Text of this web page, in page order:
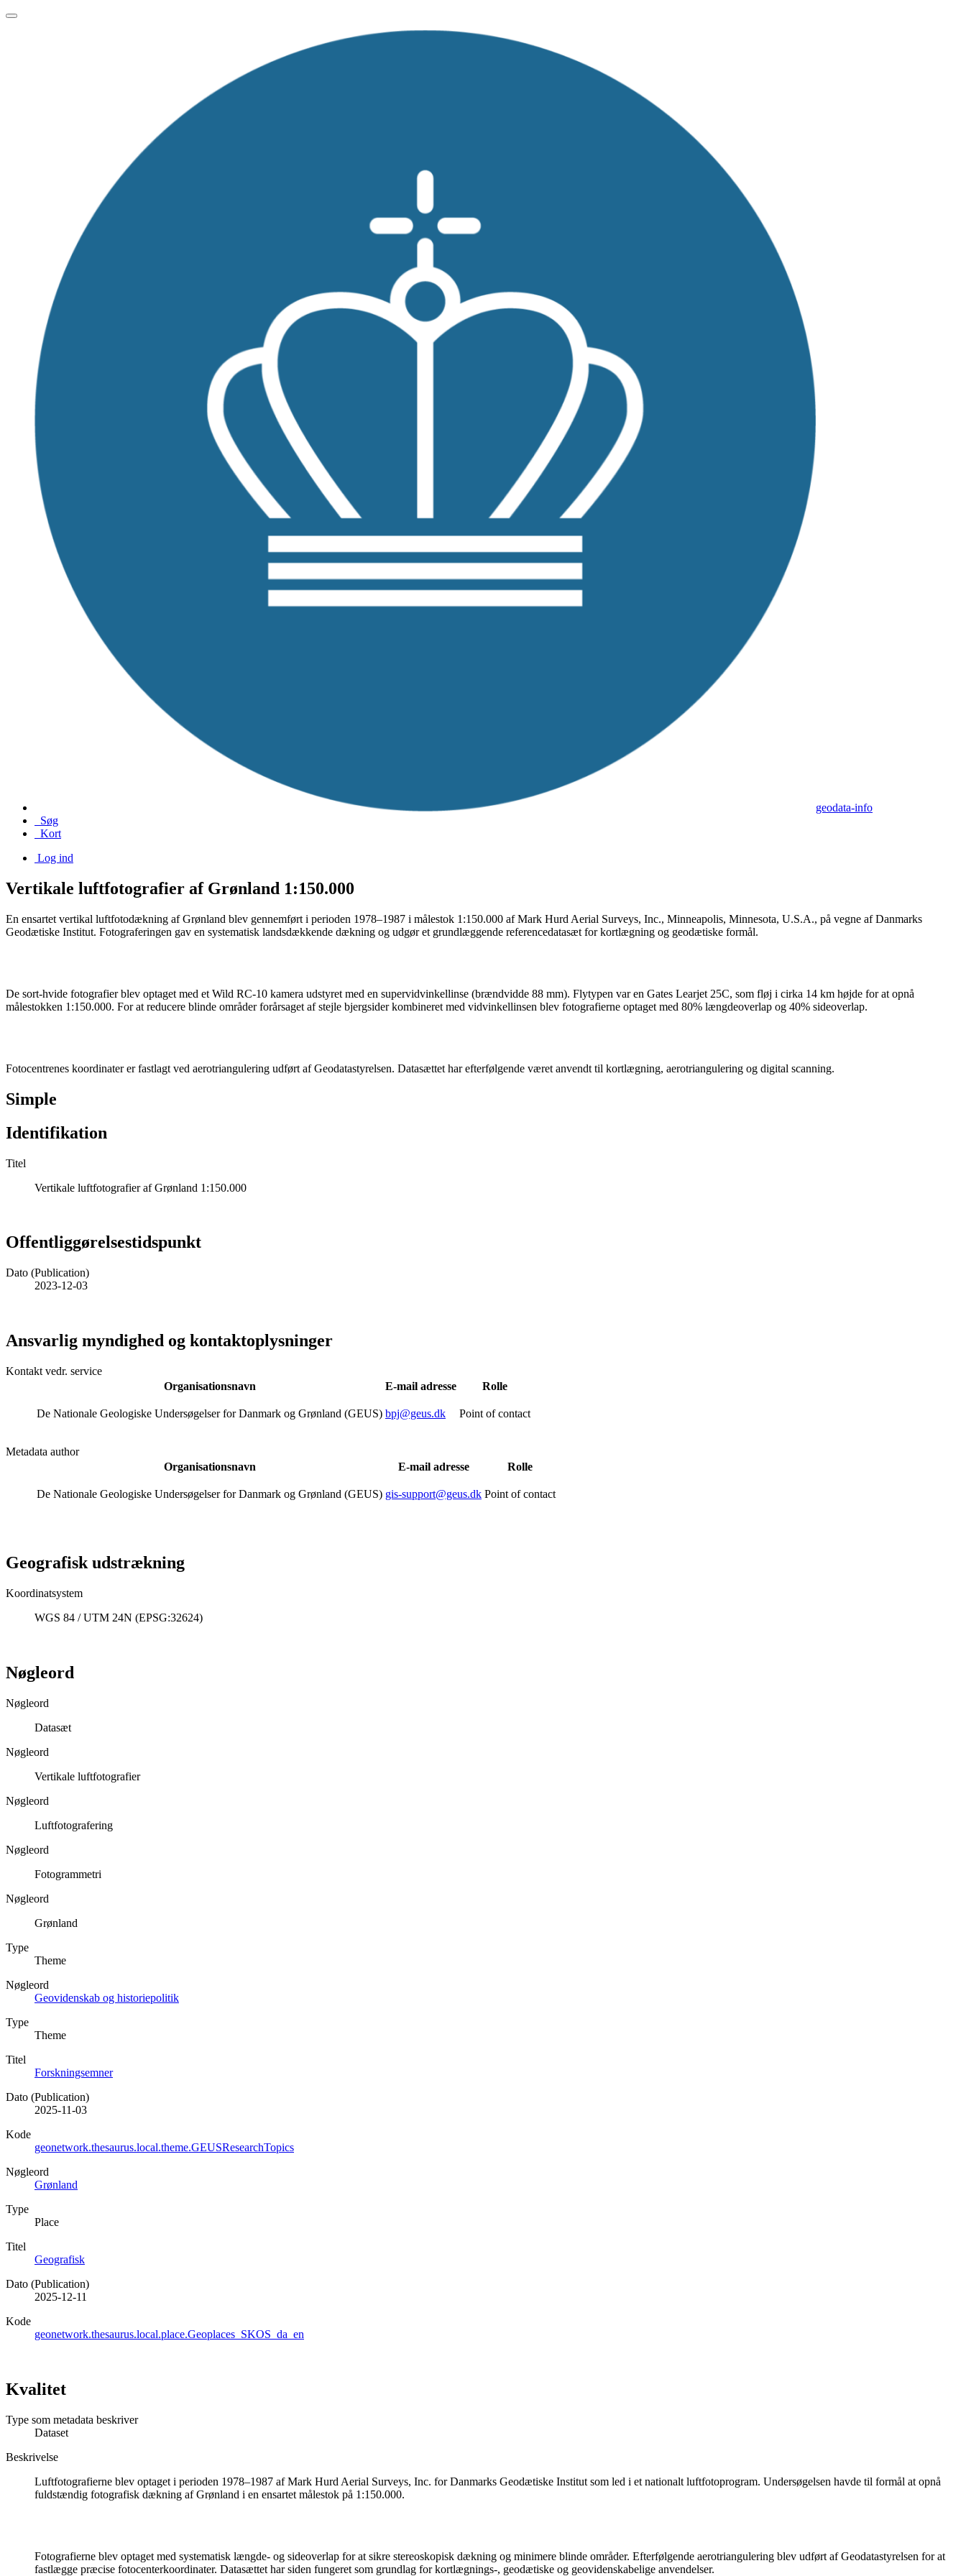
geodata-info
Søg
Kort
Log ind
Vertikale luftfotografier af Grønland 1:150.000
En ensartet vertikal luftfotodækning af Grønland blev gennemført i perioden 1978–1987 i målestok 1:150.000 af Mark Hurd Aerial Surveys, Inc., Minneapolis, Minnesota, U.S.A., på vegne af Danmarks
Geodætiske Institut. Fotograferingen gav en systematisk landsdækkende dækning og udgør et grundlæggende referencedatasæt for kortlægning og geodætiske formål.
De sort-hvide fotografier blev optaget med et Wild RC-10 kamera udstyret med en supervidvinkellinse (brændvidde 88 mm). Flytypen var en Gates Learjet 25C, som fløj i cirka 14 km højde for at opnå
målestokken 1:150.000. For at reducere blinde områder forårsaget af stejle bjergsider kombineret med vidvinkellinsen blev fotografierne optaget med 80% længdeoverlap og 40% sideoverlap.
Fotocentrenes koordinater er fastlagt ved aerotriangulering udført af Geodatastyrelsen. Datasættet har efterfølgende været anvendt til kortlægning, aerotriangulering og digital scanning.
Simple
Identifikation
Titel
Vertikale luftfotografier af Grønland 1:150.000
Offentliggørelsestidspunkt
Dato (Publication)
2023-12-03
Ansvarlig myndighed og kontaktoplysninger
Kontakt vedr. service
Organisationsnavn
E-mail adresse Rolle
De Nationale Geologiske Undersøgelser for Danmark og Grønland (GEUS) bpj@geus.dk Point of contact
Metadata author
Organisationsnavn
E-mail adresse Rolle
De Nationale Geologiske Undersøgelser for Danmark og Grønland (GEUS) gis-support@geus.dk Point of contact
Geografisk udstrækning
Koordinatsystem
WGS 84 / UTM 24N (EPSG:32624)
Nøgleord
Nøgleord
Datasæt
Nøgleord
Vertikale luftfotografier
Nøgleord
Luftfotografering
Nøgleord
Fotogrammetri
Nøgleord
Grønland
Type
Theme
Nøgleord
Geovidenskab og historiepolitik
Type
Theme
Titel
Forskningsemner
Dato (Publication)
2025-11-03
Kode
geonetwork.thesaurus.local.theme.GEUSResearchTopics
Nøgleord
Grønland
Type
Place
Titel
Geografisk
Dato (Publication)
2025-12-11
Kode
geonetwork.thesaurus.local.place.Geoplaces_SKOS_da_en
Kvalitet
Type som metadata beskriver
Dataset
Beskrivelse
Luftfotografierne blev optaget i perioden 1978–1987 af Mark Hurd Aerial Surveys, Inc. for Danmarks Geodætiske Institut som led i et nationalt luftfotoprogram. Undersøgelsen havde til formål at opnå
fuldstændig fotografisk dækning af Grønland i en ensartet målestok på 1:150.000.
Fotografierne blev optaget med systematisk længde- og sideoverlap for at sikre stereoskopisk dækning og minimere blinde områder. Efterfølgende aerotriangulering blev udført af Geodatastyrelsen for at
fastlægge præcise fotocenterkoordinater. Datasættet har siden fungeret som grundlag for kortlægnings-, geodætiske og geovidenskabelige anvendelser.